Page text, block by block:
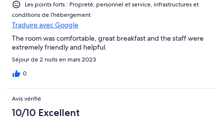
Les points forts : Propreté, personnel et service, infrastructures et
conditions de l’hébergement
Traduire avec Google
The room was comfortable, great breakfast and the staff were
extremely friendly and helpful.
Séjour de 2 nuits en mars 2023
0
Avis vérifié
10/10 Excellent